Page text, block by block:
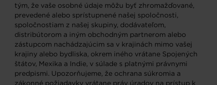
tým, že vaše osobné údaje môžu byť zhromažďované,
prevedené alebo sprístupnené našej spoločnosti,
spoločnostiam z našej skupiny, dodávateľom,
distribútorom a iným obchodným partnerom alebo
zástupcom nachádzajúcim sa v krajinách mimo vašej
krajiny alebo bydliska, okrem iného vrátane Spojených
štátov, Mexika a Indie, v súlade s platnými právnymi
predpismi. Upozorňujeme, že ochrana súkromia a
zákonné požiadavky vrátane práv úradov na prístup k